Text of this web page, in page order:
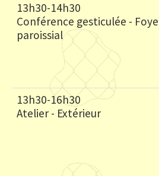
13h30-14h30
Conférence gesticulée -
paroissial
13h30-16h30
Atelier - Extérieur